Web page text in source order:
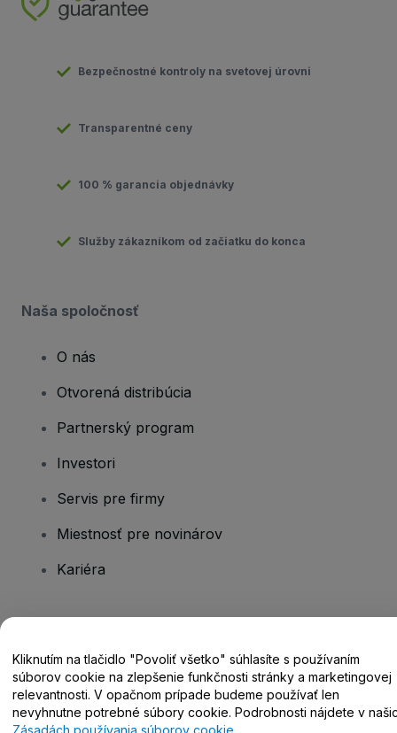
Bezpečnostné kontroly na svetovej úrovni
Transparentné ceny
100 % garancia objednávky
Služby zákazníkom od začiatku do konca
Naša spoločnosť
O nás
Otvorená distribúcia
Partnerský program
Investori
Servis pre firmy
Miestnosť pre novinárov
Kariéra
Centrum pomoci / Kontaktujte nás
Kliknutím na tlačidlo "Povoliť všetko" súhlasíte s používaním
súborov cookie na zlepšenie funkčnosti stránky a marketingovej
relevantnosti. V opačnom prípade budeme používať len
nevyhnutne potrebné súbory cookie. Podrobnosti nájdete v
Zásadách používania súborov cookie